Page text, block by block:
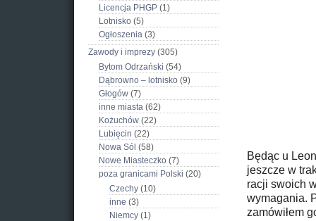
Licencja PHGP (1)
Lotnisko (5)
Ogłoszenia (3)
Zawody i imprezy (305)
Bytom Odrzański (54)
Dąbrowno – lotnisko (9)
Głogów (7)
inne miasta (62)
Kożuchów (22)
Lubięcin (22)
Nowa Sól (58)
Nowe Miasteczko (7)
poza granicami Polski (20)
Czechy (10)
inne (3)
Niemcy (1)
Będąc u
jeszcze w
racji swoich
wymagania.
zamówiłem